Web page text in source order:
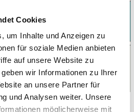
Cookies
um Inhalte und Anzeigen zu
für soziale Medien anbieten
auf unsere Website zu
wir Informationen zu Ihrer
an unsere Partner für
und Analysen weiter. Unsere
möglicherweise mit